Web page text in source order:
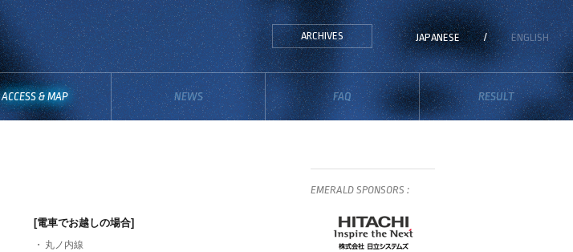
JAPANESE / ENGLISH
ACCESS & MAP NEWS FAQ RESULT
ARCHIVES
[電車でお越しの場合]
・ 丸ノ内線
EMERALD SPONSORS :